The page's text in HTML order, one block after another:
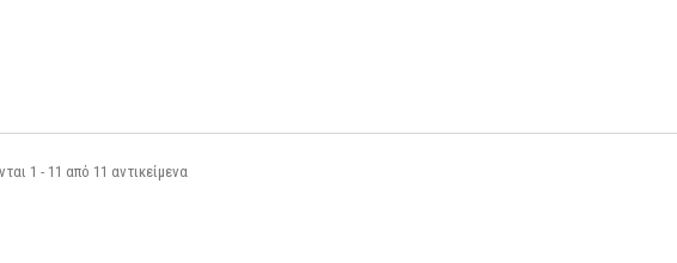
1 - 11 από 11 αντικείμενα